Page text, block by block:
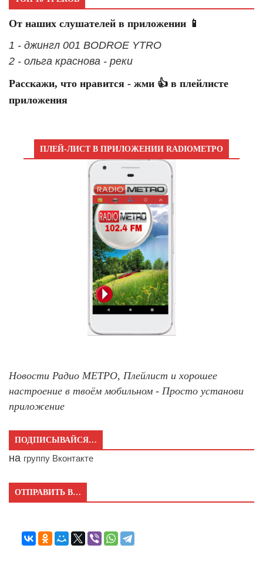
От наших слушателей в приложении 📱
1 - джингл 001 BODROE YTRO
2 - ольга краснова - реки
Расскажи, что нравится - жми 👍 в плейлисте
приложения
ПЛЕЙ-ЛИСТ В ПРИЛОЖЕНИИ RADIOМЕТРО
Новости Радио МЕТРО, Плейлист и хорошее
настроение в твоём мобильном - Просто установи
приложение
ПОДПИСЫВАЙСЯ…
на группу Вконтакте
ОТПРАВИТЬ В…